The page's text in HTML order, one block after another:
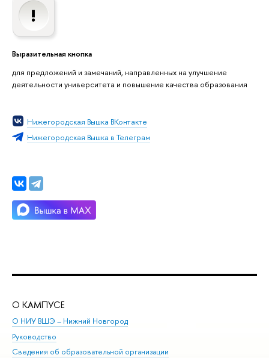
Выразительная кнопка
для предложений и замечаний, направленных на улучшение
деятельности университета и повышение качества образования
Нижегородская Вышка ВКонтакте
Нижегородская Вышка в Телеграм
О КАМПУСЕ
О НИУ ВШЭ – Нижний Новгород
Руководство
Сведения об образовательной организации